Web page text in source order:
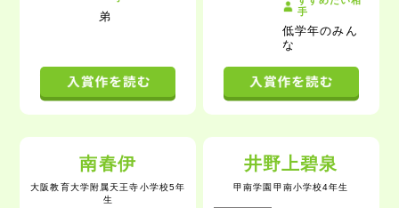
弟
手
低学年のみん
な
南春伊
大阪教育大学附属天王寺小学校5年
生
井野上碧泉
甲南学園甲南小学校4年生